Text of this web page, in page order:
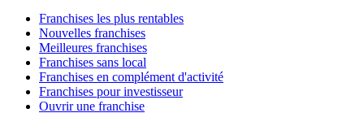
Franchises les plus rentables
Nouvelles franchises
Meilleures franchises
Franchises sans local
Franchises en complément d'activité
Franchises pour investisseur
Ouvrir une franchise